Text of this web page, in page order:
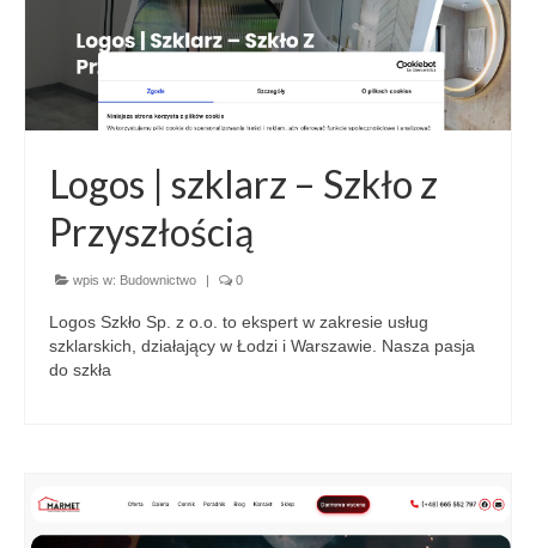
Logos | szklarz – Szkło z
Przyszłością
wpis w: Budownictwo | 0
Logos Szkło Sp. z o.o. to ekspert w zakresie usług
szklarskich, działający w Łodzi i Warszawie. Nasza pasja
do szkła